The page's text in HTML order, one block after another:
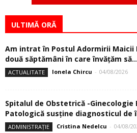
ULTIMĂ ORĂ
Am intrat în Postul Adormirii Maicii
două săptămâni în care învăţăm să...
ACTUALITATE Ionela Chircu - 04/08/2026
Spitalul de Obstetrică -
Patologică susţine diagnosticul de
ADMINISTRAȚIE Cristina Nedelcu - 04/08/